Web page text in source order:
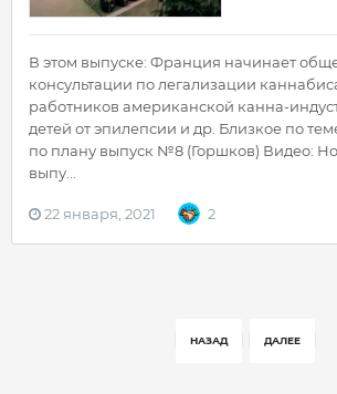
В этом выпуске: Франция начинает
консультации по легализации
работников американской канна-
детей от эпилепсии и др. Близкое по
по плану выпуск №8 (Горшков) Видео:
выпу...
22 января, 2021 2
НАЗАД ДАЛЕЕ